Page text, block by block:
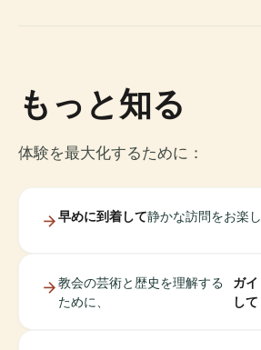
もっと知る
体験を最大化するために：
早めに到着して静かな訪問をお楽
教会の芸術と歴史を理解する
ために、
ガ
して